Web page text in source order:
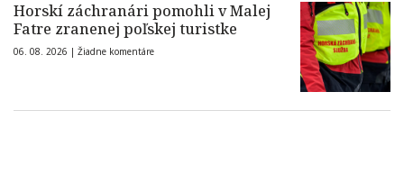
Horskí záchranári pomohli v Malej
Fatre zranenej poľskej turistke
06. 08. 2026 | Žiadne komentáre